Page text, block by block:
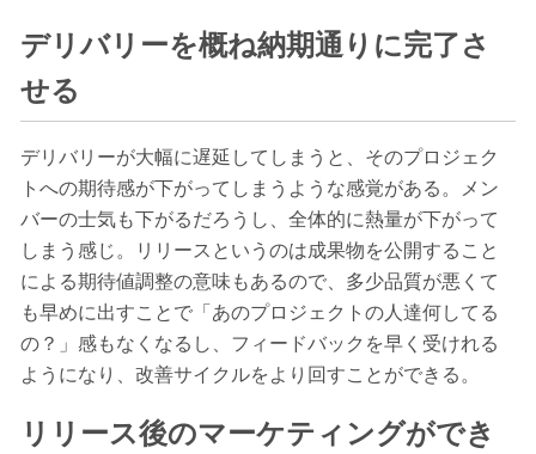
デリバリーを概ね納期通りに完了さ
せる
デリバリーが大幅に遅延してしまうと、そのプロジェク
トへの期待感が下がってしまうような感覚がある。メン
バーの士気も下がるだろうし、全体的に熱量が下がって
しまう感じ。リリースというのは成果物を公開すること
による期待値調整の意味もあるので、多少品質が悪くて
も早めに出すことで「あのプロジェクトの人達何してる
の？」感もなくなるし、フィードバックを早く受けれる
ようになり、改善サイクルをより回すことができる。
リリース後のマーケティングができ